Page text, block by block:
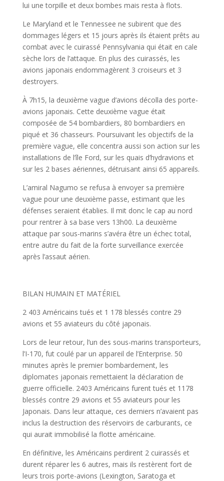
lui une torpille et deux bombes mais resta à flots.
Le Maryland et le Tennessee ne subirent que des
dommages légers et 15 jours après ils étaient prêts au
combat avec le cuirassé Pennsylvania qui était en cale
sèche lors de l’attaque. En plus des cuirassés, les
avions japonais endommagèrent 3 croiseurs et 3
destroyers.
À 7h15, la deuxième vague d’avions décolla des porte-
avions japonais. Cette deuxième vague était
composée de 54 bombardiers, 80 bombardiers en
piqué et 36 chasseurs. Poursuivant les objectifs de la
première vague, elle concentra aussi son action sur les
installations de l’île Ford, sur les quais d’hydravions et
sur les 2 bases aériennes, détruisant ainsi 65 appareils.
L’amiral Nagumo se refusa à envoyer sa première
vague pour une deuxième passe, estimant que les
défenses seraient établies. Il mit donc le cap au nord
pour rentrer à sa base vers 13h00. La deuxième
attaque par sous-marins s’avéra être un échec total,
entre autre du fait de la forte surveillance exercée
après l’assaut aérien.
BILAN HUMAIN ET MATÉRIEL
2 403 Américains tués et 1 178 blessés contre 29
avions et 55 aviateurs du côté japonais.
Lors de leur retour, l’un des sous-marins transporteurs,
l’I-170, fut coulé par un appareil de l’Enterprise. 50
minutes après le premier bombardement, les
diplomates japonais remettaient la déclaration de
guerre officielle. 2403 Américains furent tués et 1178
blessés contre 29 avions et 55 aviateurs pour les
Japonais. Dans leur attaque, ces derniers n’avaient pas
inclus la destruction des réservoirs de carburants, ce
qui aurait immobilisé la flotte américaine.
En définitive, les Américains perdirent 2 cuirassés et
durent réparer les 6 autres, mais ils restèrent fort de
leurs trois porte-avions (Lexington, Saratoga et